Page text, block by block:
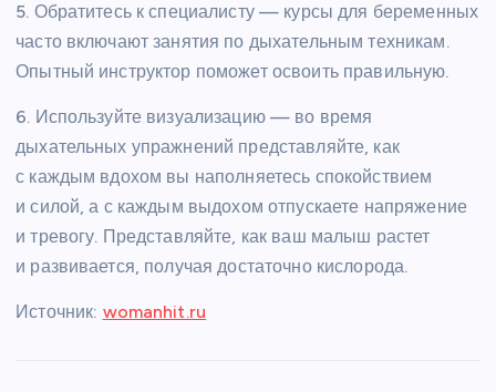
5. Обратитесь к специалисту — курсы для беременных
часто включают занятия по дыхательным техникам.
Опытный инструктор поможет освоить правильную.
6. Используйте визуализацию — во время
дыхательных упражнений представляйте, как
с каждым вдохом вы наполняетесь спокойствием
и силой, а с каждым выдохом отпускаете напряжение
и тревогу. Представляйте, как ваш малыш растет
и развивается, получая достаточно кислорода.
Источник: womanhit.ru